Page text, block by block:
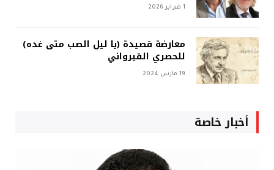
1 فبراير 2026
معارضة قصيدة (يا ليل الصب متى غده)
للحصري القيرواني
19 مارس 2024
أخبار خاصة